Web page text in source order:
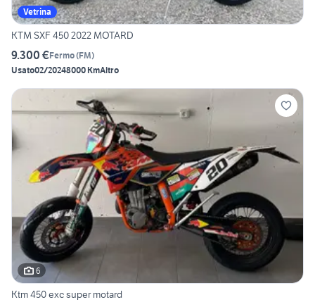
Vetrina
KTM SXF 450 2022 MOTARD
9.300 €Fermo(FM)
Usato02/20248000 KmAltro
6
Ktm 450 exc super motard